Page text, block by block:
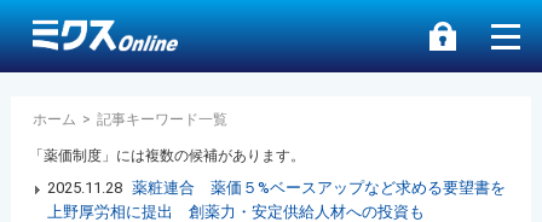
ホーム > 記事キーワード一覧
「薬価制度」には複数の候補があります。
2025.11.28 薬粧連合 薬価５%ベースアップなど求める要望書を
上野厚労相に提出 創薬力・安定供給人材への投資も